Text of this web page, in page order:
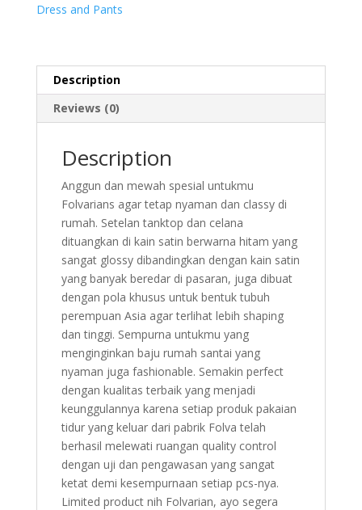
size
1412BBD
Dress and Pants
Description
Reviews (0)
Description
Anggun dan mewah spesial untukmu
Folvarians agar tetap nyaman dan classy di
rumah. Setelan tanktop dan celana
dituangkan di kain satin berwarna hitam yang
sangat glossy dibandingkan dengan kain satin
yang banyak beredar di pasaran, juga dibuat
dengan pola khusus untuk bentuk tubuh
perempuan Asia agar terlihat lebih shaping
dan tinggi. Sempurna untukmu yang
menginginkan baju rumah santai yang
nyaman juga fashionable. Semakin perfect
dengan kualitas terbaik yang menjadi
keunggulannya karena setiap produk pakaian
tidur yang keluar dari pabrik Folva telah
berhasil melewati ruangan quality control
dengan uji dan pengawasan yang sangat
ketat demi kesempurnaan setiap pcs-nya.
Limited product nih Folvarian, ayo segera